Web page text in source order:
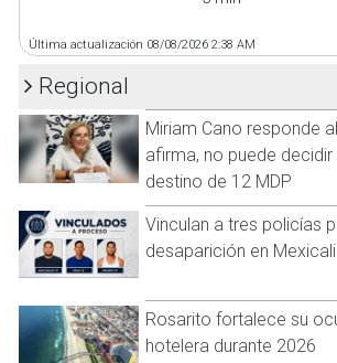
Última actualización 08/08/2026 2:38 AM
Regional
Miriam Cano responde
afirma, no puede decidir
destino de 12 MDP
Vinculan a tres policías
desaparición en Mexicali
Rosarito fortalece su
hotelera durante 2026